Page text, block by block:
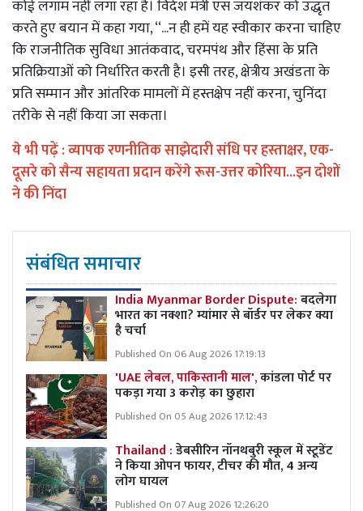
कोई लगाम नहीं लगा रहा है। विदेश मंत्री एस जयशंकर को उद्धृत
करते हुए बयान में कहा गया, ‘‘...न ही हमें यह स्वीकार करना चाहिए
कि राजनीतिक सुविधा आतंकवाद, चरमपंथ और हिंसा के प्रति
प्रतिक्रियाओं को निर्धारित करती है। इसी तरह, क्षेत्रीय अखंडता के
प्रति सम्मान और आंतरिक मामलों में हस्तक्षेप नहीं करना, चुनिंदा
तरीके से नहीं किया जा सकता।
ये भी पढ़ें :व्यापक रणनीतिक साझेदारी संधि पर हस्ताक्षर, एक-
दूसरे को सैन्य सहायता प्रदान करेंगे रूस-उत्तर कोरिया...इन दोशों
ने की निंदा
संबंधित समाचार
India Myanmar Border Dispute:बदलेगा
भारत का नक्शा? म्यांमार से बॉर्डर पर लेकर क्या
है चर्चा
Published On 06 Aug 2026 17:19:13
'UAE लेबल, पाकिस्तानी माल',कांडला पोर्ट पर
पकड़ा गया 3 करोड़ का छुहारा
Published On 05 Aug 2026 17:12:43
Thailand :डेबसीरिन नॉनथबुरी स्कूल में स्टूडेंट
ने किया ओपन फायर, टीचर की मौत, 4 अन्य
लोग घायल
Published On 07 Aug 2026 12:26:20